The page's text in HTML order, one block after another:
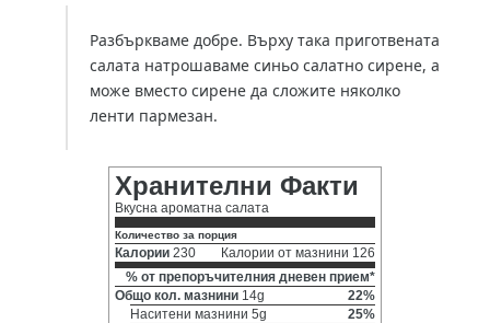
Разбъркваме добре. Върху така приготвената
салата натрошаваме синьо салатно сирене, а
може вместо сирене да сложите няколко
ленти пармезан.
Хранителни Факти
Вкусна ароматна салата
Количество за порция
Калории 230
Калории от мазнини 126
% от препоръчителния дневен прием*
Общо кол. мазнини 14g
22%
Наситени мазнини 5g
25%